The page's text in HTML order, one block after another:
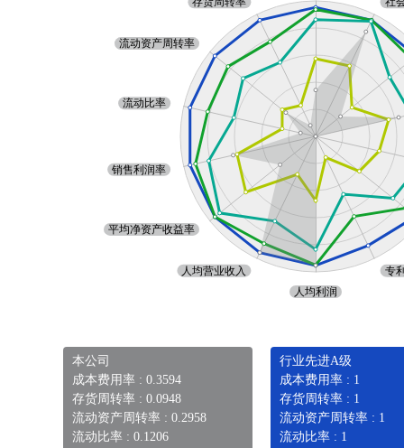
本公司
成本费用率 : 0.3594
存货周转率 : 0.0948
流动资产周转率 : 0.2958
流动比率 : 0.1206
行业先进A级
成本费用率 : 1
存货周转率 : 1
流动资产周转率 : 1
流动比率 : 1